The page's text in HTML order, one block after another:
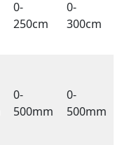
0-
250cm
0-
300cm
0-
500mm
0-
500mm